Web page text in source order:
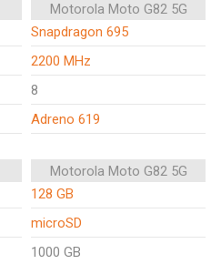
Motorola Moto G82 5G
Snapdragon 695
2200 MHz
8
Adreno 619
Motorola Moto G82 5G
128 GB
microSD
1000 GB